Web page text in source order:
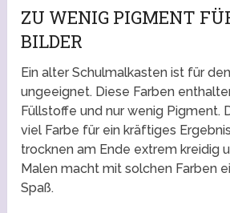
ZU WENIG PIGMENT
BILDER
Ein alter Schulmalkasten ist für
ungeeignet. Diese Farben
Füllstoffe und nur wenig Pigment.
viel Farbe für ein kräftiges
trocknen am Ende extrem kreidig
Malen macht mit solchen Farben
Spaß.